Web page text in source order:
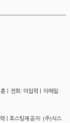
| 전화: 미입력 | 이메일:
| 호스팅제공자: (주)식스